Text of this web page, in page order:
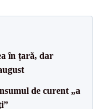
în țară, dar
de curent „a